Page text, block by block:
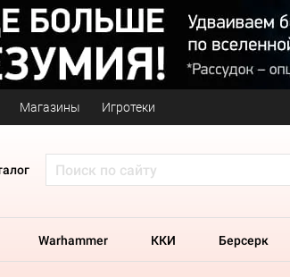
Магазины Игротеки
Warhammer ККИ Берсерк